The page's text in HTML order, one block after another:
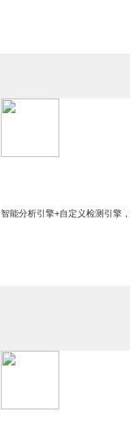
智能分析引擎+自定义检测引擎